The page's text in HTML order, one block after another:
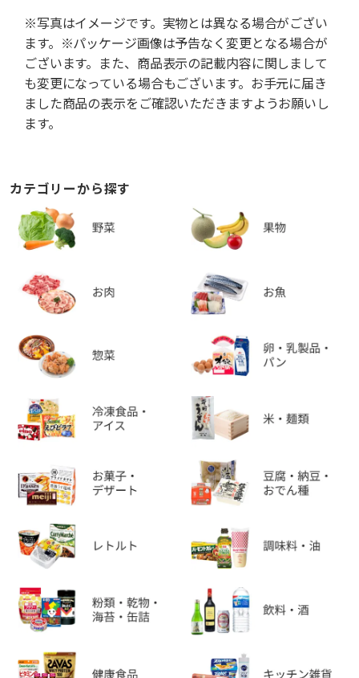
※写真はイメージです。実物とは異なる場合がござい
ます。※パッケージ画像は予告なく変更となる場合が
ございます。また、商品表示の記載内容に関しまして
も変更になっている場合もございます。お手元に届き
ました商品の表示をご確認いただきますようお願いし
ます。
カテゴリーから探す